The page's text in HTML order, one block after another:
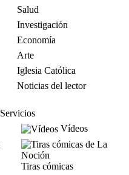
Salud
Investigación
Economía
Arte
Iglesia Católica
Noticias del lector
Servicios
Vídeos
Tiras cómicas